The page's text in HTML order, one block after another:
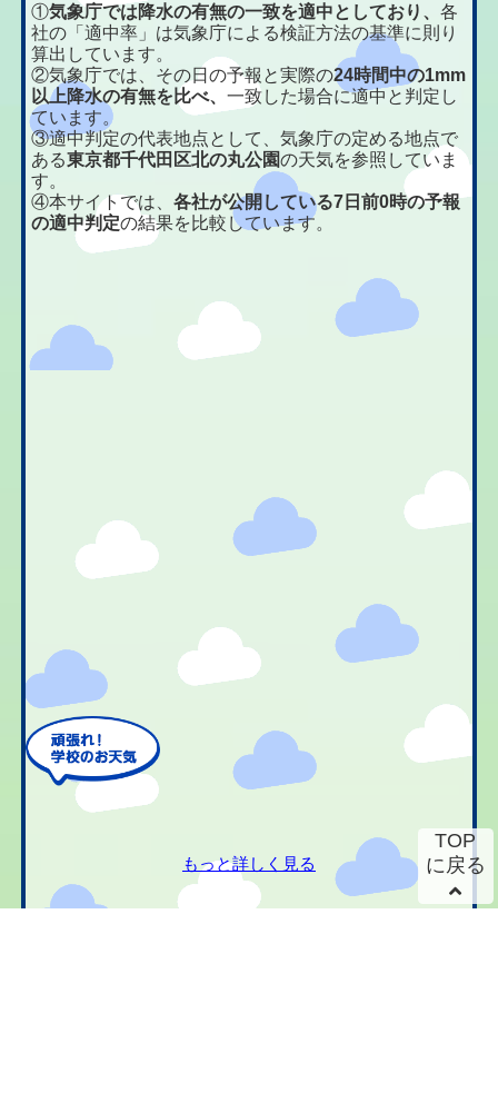
①気象庁では降水の有無の一致を適中としており、各
社の「適中率」は気象庁による検証方法の基準に則り
算出しています。
②気象庁では、その日の予報と実際の24時間中の1mm
以上降水の有無を比べ、一致した場合に適中と判定し
ています。
③適中判定の代表地点として、気象庁の定める地点で
ある東京都千代田区北の丸公園の天気を参照していま
す。
④本サイトでは、各社が公開している7日前0時の予報
の適中判定の結果を比較しています。
もっと詳しく見る
TOP
に戻る